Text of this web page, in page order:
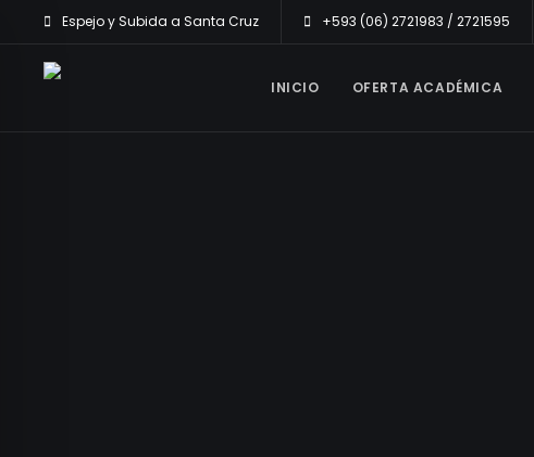
Espejo y Subida a Santa Cruz +593 (06) 2721983 / 2721595
INICIO OFERTA ACADÉMICA